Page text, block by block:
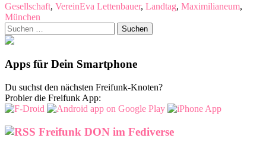
Gesellschaft, VereinEva Lettenbauer, Landtag, Maximilianeum,
München
Suchen
nach:
Apps für Dein Smartphone
Du suchst den nächsten Freifunk-Knoten?
Probier die Freifunk App:
Freifunk DON im Fediverse